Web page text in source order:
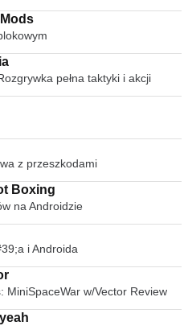
Mods
pełna taktyki i akcji
z przeszkodami
Boxing
na Androidzie
i Androida
MiniSpaceWar w/Vector Review